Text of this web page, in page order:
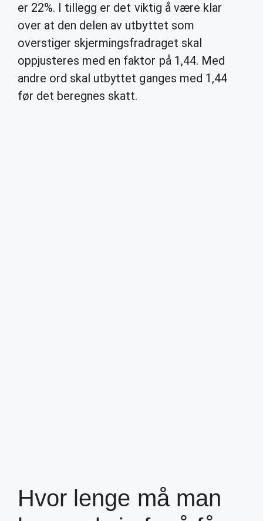
er 22%. I tillegg er det viktig å være klar
over at den delen av utbyttet som
overstiger skjermingsfradraget skal
oppjusteres med en faktor på 1,44. Med
andre ord skal utbyttet ganges med 1,44
før det beregnes skatt.
Hvor lenge må man